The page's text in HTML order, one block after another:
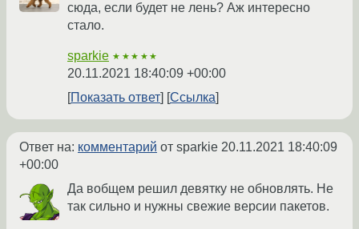
сюда, если будет не лень? Аж интересно
стало.
sparkie ★★★★★
20.11.2021 18:40:09 +00:00
Показать ответ
Ссылка
Ответ на: комментарий от sparkie 20.11.2021 18:40:09
+00:00
Да вобщем решил девятку не обновлять. Не
так сильно и нужны свежие версии пакетов.